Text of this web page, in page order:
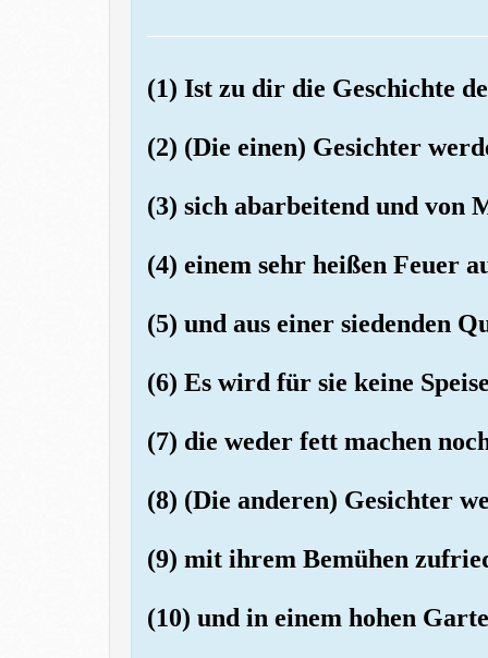
(1) Ist zu dir die Geschichte
(2) (Die einen) Gesichter
(3) sich abarbeitend und von
(4) einem sehr heißen Feuer
(5) und aus einer siedenden
(6) Es wird für sie keine
(7) die weder fett machen
(8) (Die anderen) Gesichter
(9) mit ihrem Bemühen
(10) und in einem hohen